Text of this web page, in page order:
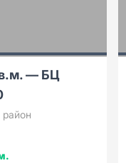
— БЦ
район